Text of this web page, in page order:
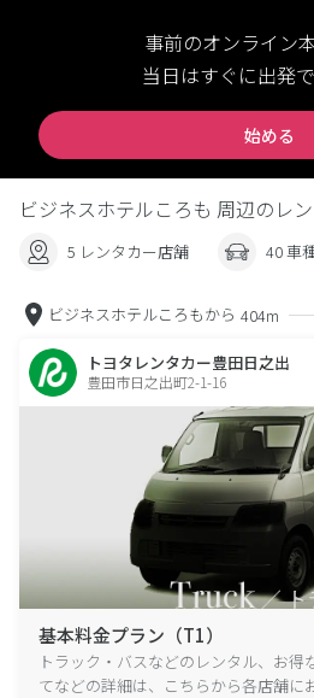
事前のオンライン
当日はすぐに出発
始める
ビジネスホテルころも 周辺のレ
5 レンタカー店舗 40 車
ビジネスホテルころもから 404m
トヨタレンタカー豊田日之出
豊田市日之出町2-1-16
基本料金プラン（T1）
トラック・バスなどのレンタル、お
てなどの詳細は、こちらから各店舗に